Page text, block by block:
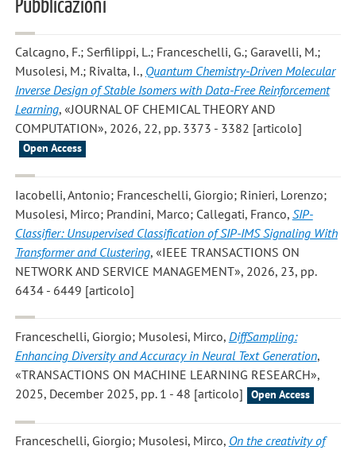
Pubblicazioni
Calcagno, F.; Serfilippi, L.; Franceschelli, G.; Garavelli, M.;
Musolesi, M.; Rivalta, I., Quantum Chemistry-Driven Molecular
Inverse Design of Stable Isomers with Data-Free Reinforcement
Learning, «JOURNAL OF CHEMICAL THEORY AND
COMPUTATION», 2026, 22, pp. 3373 - 3382 [articolo]
Open Access
Iacobelli, Antonio; Franceschelli, Giorgio; Rinieri, Lorenzo;
Musolesi, Mirco; Prandini, Marco; Callegati, Franco, SIP-
Classifier: Unsupervised Classification of SIP-IMS Signaling With
Transformer and Clustering, «IEEE TRANSACTIONS ON
NETWORK AND SERVICE MANAGEMENT», 2026, 23, pp.
6434 - 6449 [articolo]
Franceschelli, Giorgio; Musolesi, Mirco, DiffSampling:
Enhancing Diversity and Accuracy in Neural Text Generation,
«TRANSACTIONS ON MACHINE LEARNING RESEARCH»,
2025, December 2025, pp. 1 - 48 [articolo]
Open Access
Franceschelli, Giorgio; Musolesi, Mirco, On the creativity of